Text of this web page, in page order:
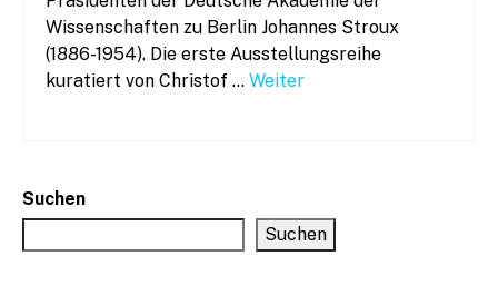
Wissenschaften zu Berlin Johannes Stroux
(1886-1954). Die erste Ausstellungsreihe
kuratiert von Christof … Weiter
Suchen
Suchen